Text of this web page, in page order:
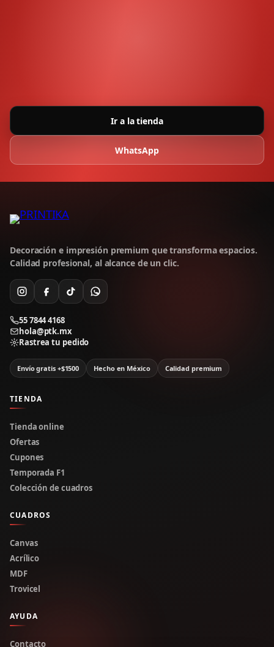
Ir a la tienda
WhatsApp
Decoración e impresión premium que transforma espacios.
Calidad profesional, al alcance de un clic.
55 7844 4168
hola@ptk.mx
Rastrea tu pedido
Envío gratis +$1500 Hecho en México Calidad premium
TIENDA
Tienda online
Ofertas
Cupones
Temporada F1
Colección de cuadros
CUADROS
Canvas
Acrílico
MDF
Trovicel
AYUDA
Contacto